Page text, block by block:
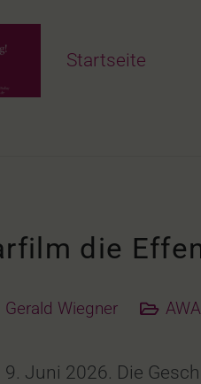
Startseite
die
Gerald Wiegner
9. Juni 2026. Die